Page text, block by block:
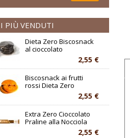
I PIÙ VENDUTI
Dieta Zero Biscosnack
al cioccolato
2,55 €
Biscosnack ai frutti
rossi Dieta Zero
2,55 €
Extra Zero Cioccolato
Praline alla Nocciola
2,55 €